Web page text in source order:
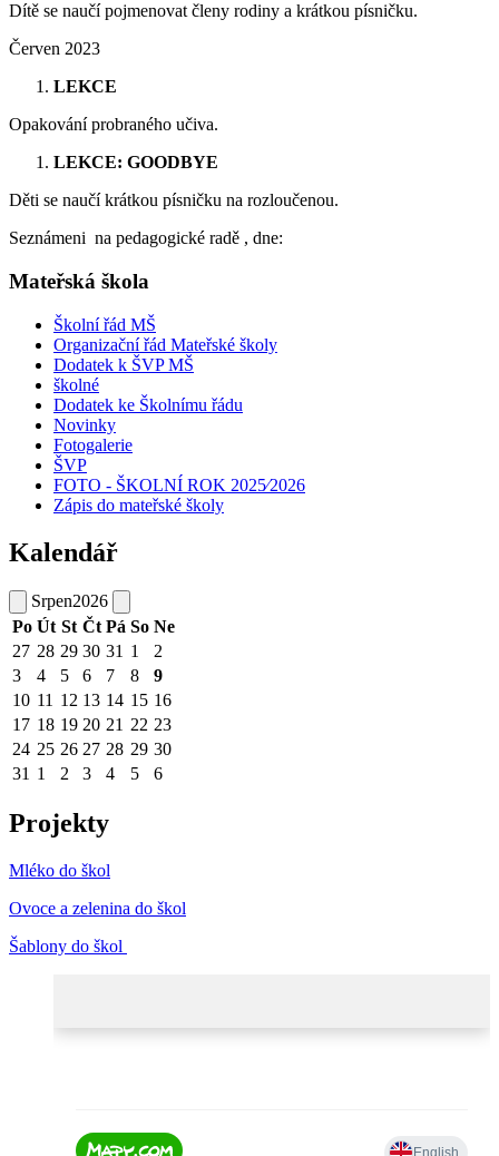
Dítě se naučí pojmenovat členy rodiny a krátkou písničku.
Červen 2023
LEKCE
Opakování probraného učiva.
LEKCE: GOODBYE
Děti se naučí krátkou písničku na rozloučenou.
Seznámeni na pedagogické radě , dne:
Mateřská škola
Školní řád MŠ
Organizační řád Mateřské školy
Dodatek k ŠVP MŠ
školné
Dodatek ke Školnímu řádu
Novinky
Fotogalerie
ŠVP
FOTO - ŠKOLNÍ ROK 2025⁄2026
Zápis do mateřské školy
Kalendář
Srpen2026
Po Út St Čt Pá So Ne
27 28 29 30 31 1
2
3
4 5 6 7 8
9
10 11 12 13 14 15 16
17 18 19 20 21 22 23
24 25 26 27 28 29 30
31 1 2 3 4 5 6
Projekty
Mléko do škol
Ovoce a zelenina do škol
Šablony do škol